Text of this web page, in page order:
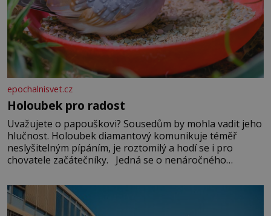
epochalnisvet.cz
Holoubek pro radost
Uvažujete o papouškovi? Sousedům by mohla vadit jeho
hlučnost. Holoubek diamantový komunikuje téměř
neslyšitelným pípáním, je roztomilý a hodí se i pro
chovatele začátečníky. Jedná se o nenáročného
času tráví na zemi, kde sbírá zbytky semínek Jeho
domovinou je prakticky celá Austrálie s výjimkou
pobřežní oblasti.